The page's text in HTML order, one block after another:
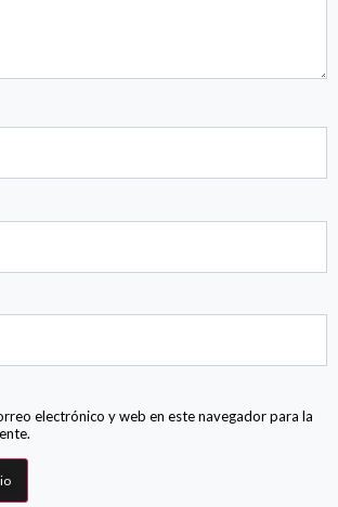
electrónico y web en este navegador para la